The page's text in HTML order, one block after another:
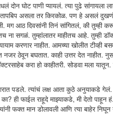
दोन घोट पाणी प्यायलं. त्या पुढे सांगायला
असला तर किरकोळ. पण हे असलं
आठ दिवसांनी तिनं सांगितलं, की तुम्ही
ना सगळं. तुम्हांलातर माहीतच आहे. तुम्ही
करणार नाहीत. आमच्या खोलीत टीव्ही
नजर ठेवून बघतात. काही उत्तर देत नाहीत.
करा हो काहीतरी. सोडवा मला
पडले. त्यांचं लक्ष आता कुठे अनुयाकडे
का? ही फाईल राहूदे माझ्याकडे, मी देतो पाहून
फक्त मान डोलावली आणि त्या बाहेर निघून